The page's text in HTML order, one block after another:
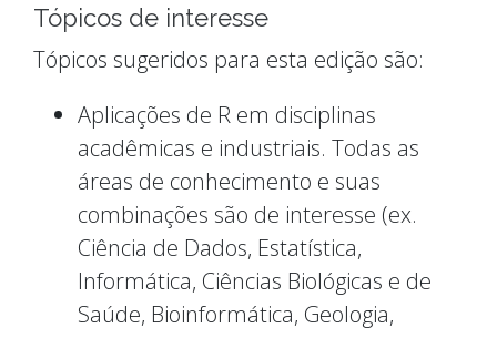
Tópicos de interesse
Tópicos sugeridos para esta edição são:
Aplicações de R em disciplinas
acadêmicas e industriais. Todas as
áreas de conhecimento e suas
combinações são de interesse (ex.
Ciência de Dados, Estatística,
Informática, Ciências Biológicas e de
Saúde, Bioinformática, Geologia,